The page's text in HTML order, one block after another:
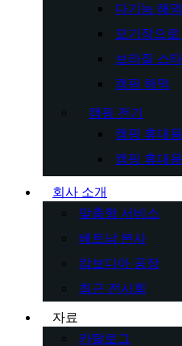
다기능 해
모기장으로
브라질 스
캠핑 해먹
캠핑 전기
캠핑 휴대
캠핑 휴대
회사 소개
맞춤형 서비스
베트남 본사
캄보디아 공장
최근 전시회
자료
카탈로그